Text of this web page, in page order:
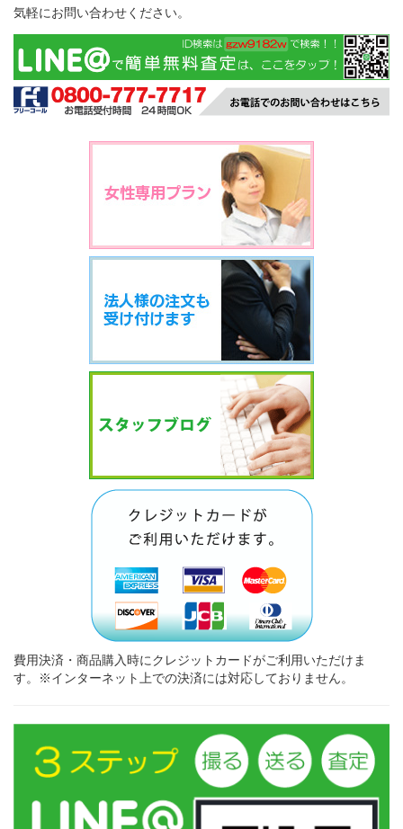
気軽にお問い合わせください。
費用決済・商品購入時にクレジットカードがご利用いただけま
す。※インターネット上での決済には対応しておりません。